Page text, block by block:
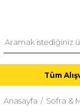
Tüm
Anasayfa Sofra &